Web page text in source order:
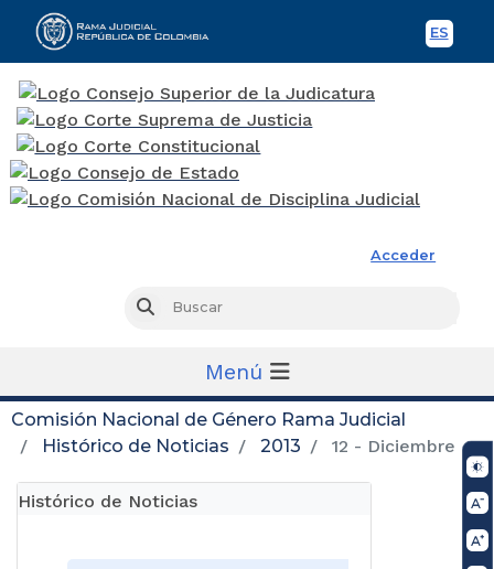
ES
Acceder
Buscar
Menú
Comisión Nacional de Género Rama Judicial
Histórico de Noticias
2013 12 - Diciembre
Histórico de Noticias